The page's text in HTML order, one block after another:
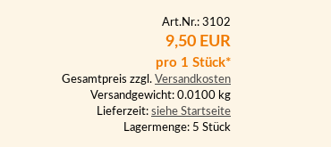
Art.Nr.: 3102
9,50 EUR
pro 1 Stück*
Gesamtpreis zzgl. Versandkosten
Versandgewicht: 0.0100 kg
Lieferzeit: siehe Startseite
Lagermenge: 5 Stück